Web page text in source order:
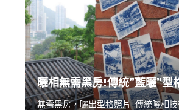
曬相無需黑房!傳統”藍曬”型
無需黑房，曬出型格照片! 傳統曬相